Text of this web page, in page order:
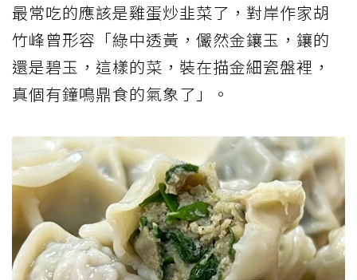
最常吃的應該是雞蛋炒韭菜了，對岸作家胡
竹峰曾形容「綠中透黃，儼然金鑲玉，鑲的
還是碧玉，這樣的菜，裝在描金細瓷盤裡，
真個有鐘鳴鼎食的氣象了」。